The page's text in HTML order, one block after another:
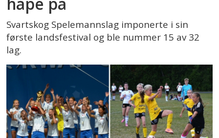
Svartskog Spelemannslag imponerte i sin
første landsfestival og ble nummer 15 av 32
lag.